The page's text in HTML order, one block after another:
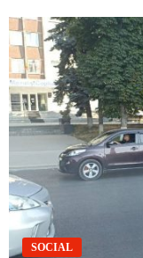
SOCIAL